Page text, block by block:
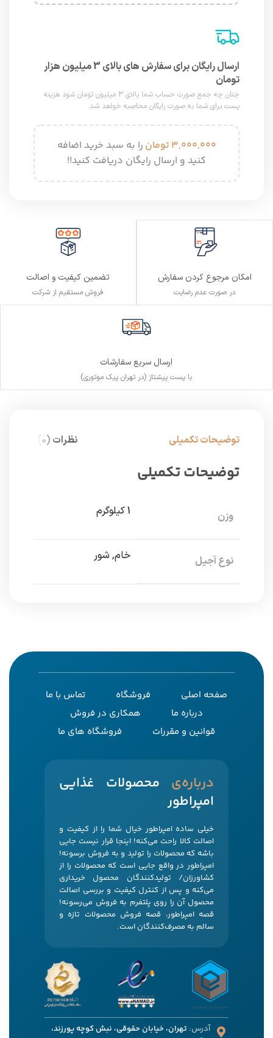
ارسال رایگان برای سفارش های بالای 3 میلیون هزار
تومان
چنان چه جمع صورت حساب شما بالای 3 میلیون تومان شود هزینه
پست برای شما به صورت رایگان محاصبه خواهد شد.
۳,۰۰۰,۰۰۰ تومان را به سبد خرید اضافه
کنید و ارسال رایگان دریافت کنید!!
امکان مرجوع کردن سفارش
در صورت عدم رضایت
تضمین کیفیت و اصالت
فروش مستقیم از شرکت
ارسال سریع سفارشات
با پست پیشتاز (در تهران پیک موتوری)
توضیحات تکمیلی نظرات (0)
توضیحات تکمیلی
وزن 1 کیلوگرم
نوع آجیل خام, شور
صفحه اصلی فروشگاه
تماس با ما
درباره ما
همکاری در فروش
قوانین و مقررات
فروشگاه های ما
‌درباره‌ی
محصولات غذایی
امپراطور
خیلی ساده امپراطور خیال شما را از کیفیت و
اصالت کالا راحت می‌کنه! اینجا قرار نیست جایی
باشه که محصولات را تولید و به فروش برسونه!
امپراطور در واقع جایی است که محصولات را از
کشاورزان/ تولیدکنندگان محصول خریداری
می‌کنه و پس از کنترل کیفیت و بررسی اصالت
محصول آن را روی پلتفرم به فروش می‌رسونه!
قصه امپراطور، قصه فروش محصولات تازه و
سالم به مصرف‌کنندگان است.
آدرس: تهران، خیابان حقوقی، نبش کوچه پورزند،